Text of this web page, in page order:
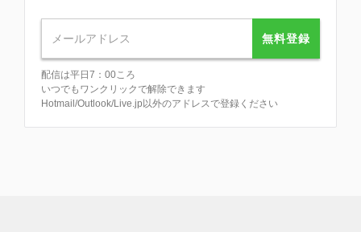
無料登録
配信は平日7：00ころ
いつでもワンクリックで解除できます
Hotmail/Outlook/Live.jp以外のアドレスで登録ください